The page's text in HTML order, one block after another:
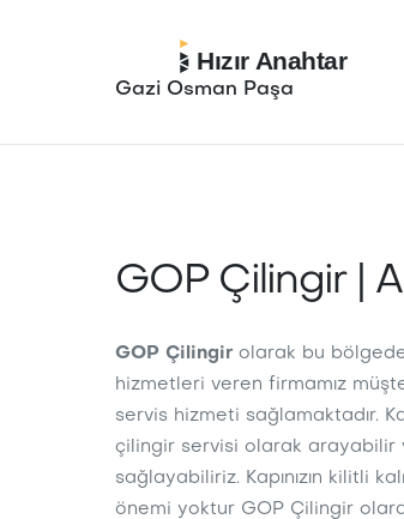
Hızır Anahtar
Gazi Osman Paşa
GOP Çilingir |
GOP Çilingir olarak bu
hizmetleri veren firmamız
servis hizmeti sağlamaktadır.
çilingir servisi olarak arayabilir
sağlayabiliriz. Kapınızın kilitli
önemi yoktur GOP Çilingir